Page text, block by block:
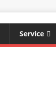
Service